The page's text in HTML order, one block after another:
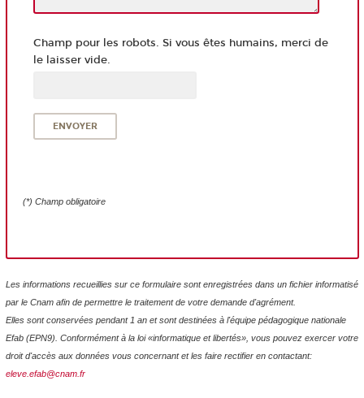
Champ pour les robots. Si vous êtes humains, merci de
le laisser vide.
(*) Champ obligatoire
Les informations recueillies sur ce formulaire sont enregistrées dans un fichier informatisé
par le Cnam afin de permettre le traitement de votre demande d'agrément.
Elles sont conservées pendant 1 an et sont destinées à l'équipe pédagogique nationale
Efab (EPN9). Conformément à la loi «informatique et libertés», vous pouvez exercer votre
droit d'accès aux données vous concernant et les faire rectifier en contactant:
eleve.efab@cnam.fr